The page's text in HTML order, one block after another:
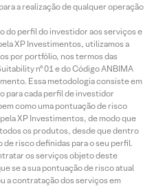
a realização de qualquer operação
do perfil do investidor aos serviços e
XP Investimentos, utilizamos a
por portfólio, nos termos das
nº 01 e do Código ANBIMA
Essa metodologia consiste em
para cada perfil de investidor
como uma pontuação de risco
XP Investimentos, de modo que
os produtos, desde que dentro
risco definidas para o seu perfil.
os serviços objeto deste
se a sua pontuação de risco atual
a contratação dos serviços em